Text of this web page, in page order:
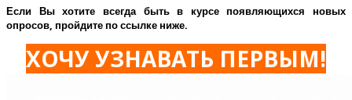
Если Вы хотите всегда быть в курсе появляющихся новых
опросов, пройдите по ссылке ниже.
ХОЧУ УЗНАВАТЬ ПЕРВЫМ!